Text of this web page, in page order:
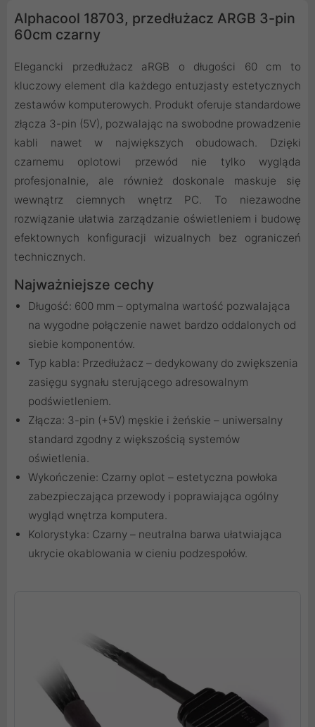
Alphacool 18703, przedłużacz ARGB 3-pin
60cm czarny
Elegancki przedłużacz aRGB o długości 60 cm to
kluczowy element dla każdego entuzjasty estetycznych
zestawów komputerowych. Produkt oferuje standardowe
złącza 3-pin (5V), pozwalając na swobodne prowadzenie
kabli nawet w największych obudowach. Dzięki
czarnemu oplotowi przewód nie tylko wygląda
profesjonalnie, ale również doskonale maskuje się
wewnątrz ciemnych wnętrz PC. To niezawodne
rozwiązanie ułatwia zarządzanie oświetleniem i budowę
efektownych konfiguracji wizualnych bez ograniczeń
technicznych.
Najważniejsze cechy
Długość: 600 mm – optymalna wartość pozwalająca
na wygodne połączenie nawet bardzo oddalonych od
siebie komponentów.
Typ kabla: Przedłużacz – dedykowany do zwiększenia
zasięgu sygnału sterującego adresowalnym
podświetleniem.
Złącza: 3-pin (+5V) męskie i żeńskie – uniwersalny
standard zgodny z większością systemów
oświetlenia.
Wykończenie: Czarny oplot – estetyczna powłoka
zabezpieczająca przewody i poprawiająca ogólny
wygląd wnętrza komputera.
Kolorystyka: Czarny – neutralna barwa ułatwiająca
ukrycie okablowania w cieniu podzespołów.